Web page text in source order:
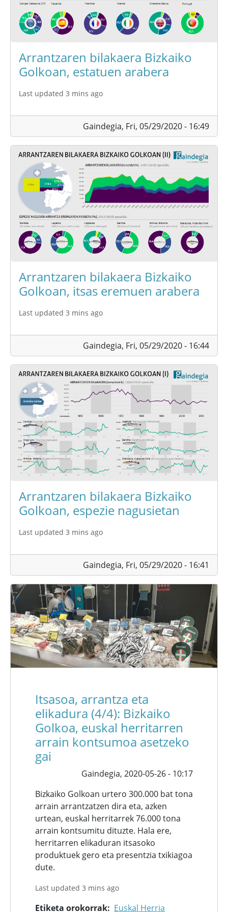
Arrantzaren bilakaera Bizkaiko
Golkoan, estatuen arabera
Last updated 3 mins ago
Gaindegia, Fri, 05/29/2020 - 16:49
Arrantzaren bilakaera Bizkaiko
Golkoan, itsas eremuen arabera
Last updated 3 mins ago
Gaindegia, Fri, 05/29/2020 - 16:44
Arrantzaren bilakaera Bizkaiko
Golkoan, espezie nagusietan
Last updated 3 mins ago
Gaindegia, Fri, 05/29/2020 - 16:41
Itsasoa, arrantza eta
elikadura (4/4): Bizkaiko
Golkoa, euskal herritarren
arrain kontsumoa asetzeko
gai
Gaindegia, 2020-05-26 - 10:17
Bizkaiko Golkoan urtero 300.000 bat tona
arrain arrantzatzen dira eta, azken
urtean, euskal herritarrek 76.000 tona
arrain kontsumitu dituzte. Hala ere,
herritarren elikaduran itsasoko
produktuek gero eta presentzia txikiagoa
dute.
Last updated 3 mins ago
Etiketa orokorrak
Euskal Herria